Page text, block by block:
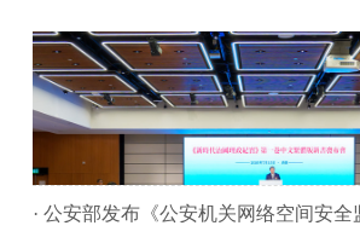
· 公安部发布《公安机关网络空间安全